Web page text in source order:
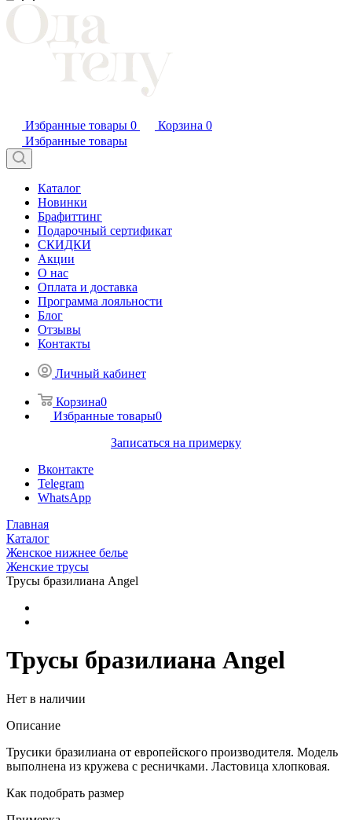
Избранные товары 0 Корзина 0
Избранные товары
Каталог
Новинки
Брафиттинг
Подарочный сертификат
СКИДКИ
Акции
О нас
Оплата и доставка
Программа лояльности
Блог
Отзывы
Контакты
Личный кабинет
Корзина0
Избранные товары0
Записаться на примерку
Вконтакте
Telegram
WhatsApp
Главная
Каталог
Женское нижнее белье
Женские трусы
Трусы бразилиана Angel
Трусы бразилиана Angel
Нет в наличии
Описание
Трусики бразилиана от европейского производителя. Модель
выполнена из кружева с ресничками. Ластовица хлопковая.
Как подобрать размер